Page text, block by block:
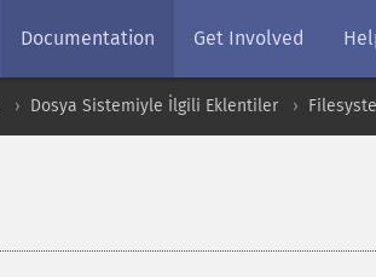
Documentation Get Involved
Dosya Sistemiyle İlgili Eklentiler